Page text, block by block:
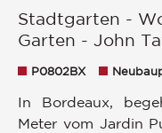
Stadtgarten -
Garten - John
P0802BX
In Bordeaux,
Meter vom Jardin